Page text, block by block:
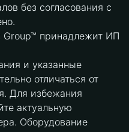
без согласования с
Group™ принадлежит ИП
и указанные
отличаться от
Для избежания
актуальную
Оборудование